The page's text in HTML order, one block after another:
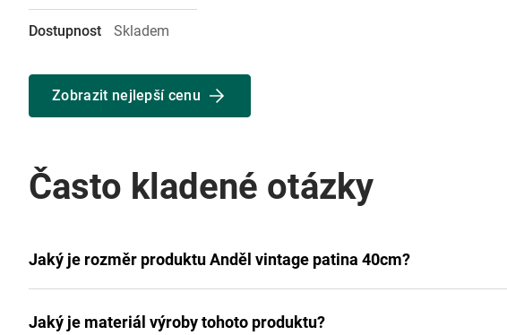
Dostupnost Skladem
Zobrazit nejlepší cenu
Často kladené otázky
Jaký je rozměr produktu Anděl vintage patina 40cm?
Jaký je materiál výroby tohoto produktu?